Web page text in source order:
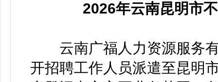
2026年云南昆明市
云南广福人力资源服务有
开招聘工作人员派遣至昆明